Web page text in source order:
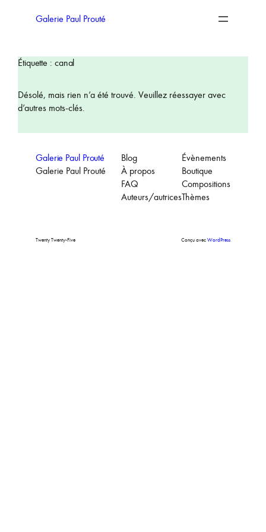
Galerie Paul Prouté
Étiquette : canal
Désolé, mais rien n’a été trouvé. Veuillez réessayer avec
d’autres mots-clés.
Galerie Paul Prouté
Galerie Paul Prouté
Blog
À propos
FAQ
Auteurs/autrices
Évènements
Boutique
Compositions
Thèmes
Twenty Twenty-Five Conçu avecWordPress